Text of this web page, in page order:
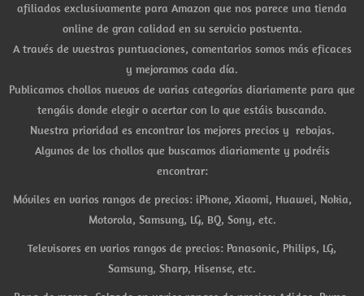
afiliados exclusivamente para Amazon que nos parece una tienda
online de gran calidad en su servicio postventa.
A través de vuestras puntuaciones, comentarios somos más eficaces
y mejoramos cada día.
Publicamos chollos nuevos de varias categorías diariamente para que
tengáis donde elegir o acertar con lo que estáis buscando.
Nuestra prioridad es encontrar los mejores precios y rebajas.
Algunos de los chollos que buscamos diariamente y podréis
encontrar:
Móviles en varios rangos de precios: iPhone, Xiaomi, Huawei, Nokia,
Motorola, Samsung, LG, BQ, Sony, etc.
Televisores en varios rangos de precios: Panasonic, Philips, LG,
Samsung, Sharp, Hisense, etc.